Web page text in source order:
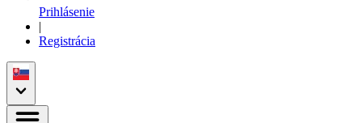
Prihlásenie
|
Registrácia